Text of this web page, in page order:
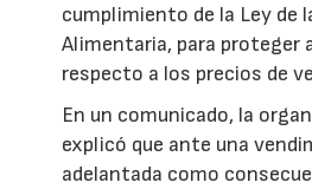
cumplimiento de la Ley de
Alimentaria, para proteger
respecto a los precios de
En un comunicado, la
explicó que ante una
adelantada como